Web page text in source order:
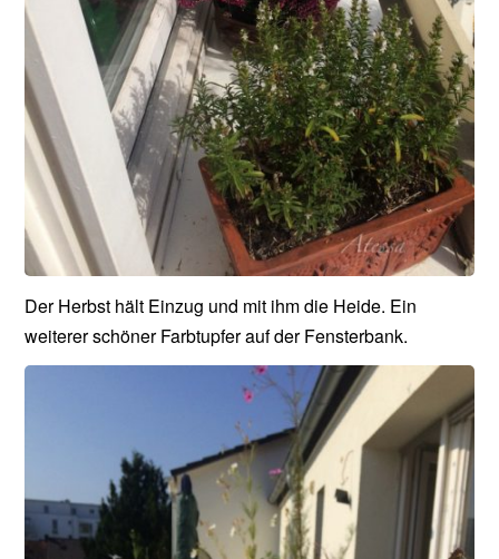
Der Herbst hält Einzug und mit ihm die Heide. Ein
weiterer schöner Farbtupfer auf der Fensterbank.